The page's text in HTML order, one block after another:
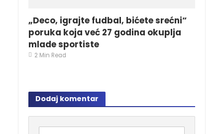
„Deco, igrajte fudbal, bićete srećni“
poruka koja već 27 godina okuplja
mlade sportiste
2 Min Read
Dodaj komentar